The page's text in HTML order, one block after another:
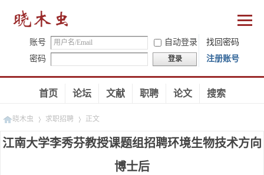
账号 自动登录
找回密码
密码
登录 注册账号
首页 论坛 文献 职聘 论文 搜索
晓木虫 求职招聘 正文
江南大学李秀芬教授课题组招聘环境生物技术方向
博士后